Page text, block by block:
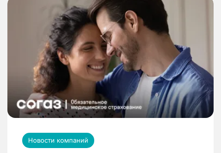
Новости компаний